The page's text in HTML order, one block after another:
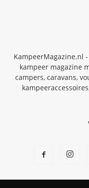
KampeerMagazine.nl
kampeer magazine
campers, caravans,